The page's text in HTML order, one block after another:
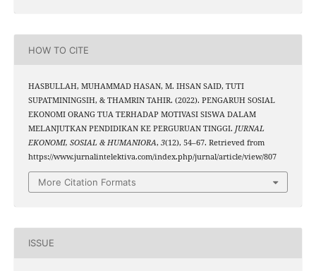
HOW TO CITE
HASBULLAH, MUHAMMAD HASAN, M. IHSAN SAID, TUTI
SUPATMININGSIH, & THAMRIN TAHIR. (2022). PENGARUH SOSIAL
EKONOMI ORANG TUA TERHADAP MOTIVASI SISWA DALAM
MELANJUTKAN PENDIDIKAN KE PERGURUAN TINGGI. JURNAL
EKONOMI, SOSIAL & HUMANIORA, 3(12), 54–67. Retrieved from
https://www.jurnalintelektiva.com/index.php/jurnal/article/view/807
More Citation Formats
ISSUE